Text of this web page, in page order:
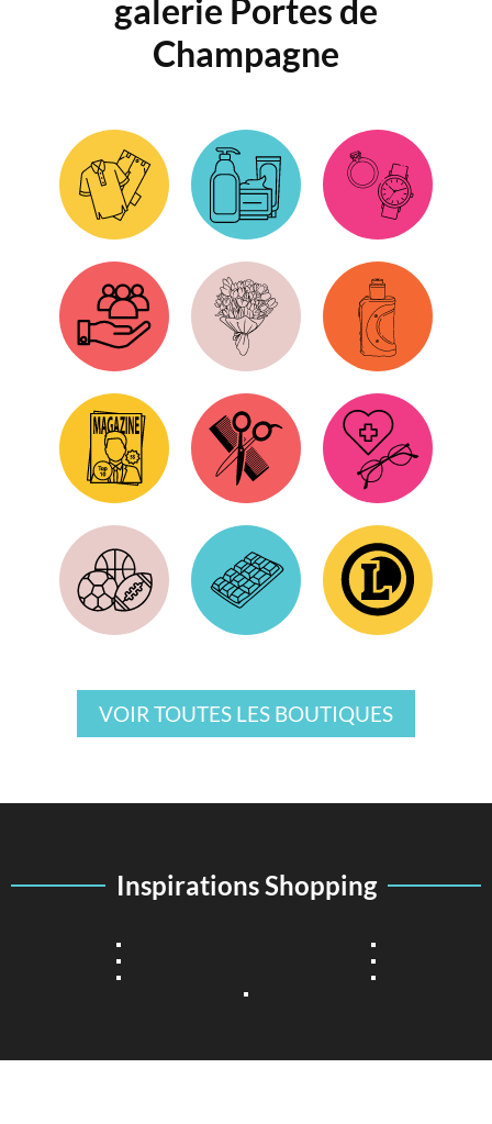
galerie Portes de
Champagne
Vêtements Cosmétiques Bijoux
Services Fleurs Cigarettes
Presse Coiffure Santé
Sports Chocolats E.LECLERC
VOIR TOUTES LES BOUTIQUES
Inspirations Shopping